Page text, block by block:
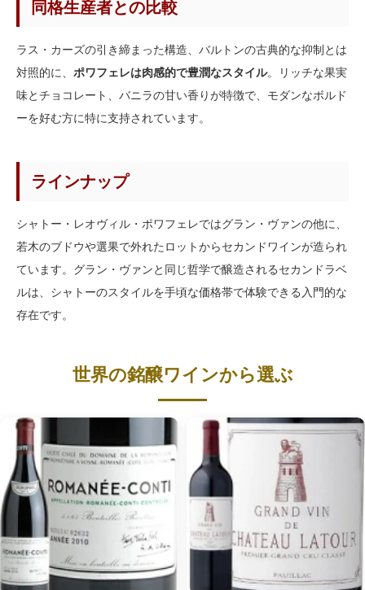
同格生産者との比較
ラス・カーズの引き締まった構造、バルトンの古典的な抑制とは
対照的に、 ポワフェレは肉感的で豊潤なスタイル。リッチな果実
味とチョコレート、バニラの甘い香りが特徴で、モダンなボルド
ーを好む方に特に支持されています。
ラインナップ
シャトー・レオヴィル・ポワフェレではグラン・ヴァンの他に、
若木のブドウや選果で外れたロットからセカンドワインが造られ
ています。グラン・ヴァンと同じ哲学で醸造されるセカンドラベ
ルは、シャトーのスタイルを手頃な価格帯で体験できる入門的な
存在です。
世界の銘醸ワインから選ぶ